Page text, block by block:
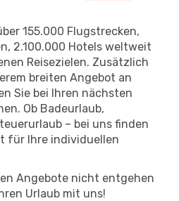
155.000 Flugstrecken,
2.100.000 Hotels weltweit
Reisezielen. Zusätzlich
breiten Angebot an
Sie bei Ihren nächsten
Ob Badeurlaub,
– bei uns finden
für Ihre individuellen
Angebote nicht entgehen
Urlaub mit uns!